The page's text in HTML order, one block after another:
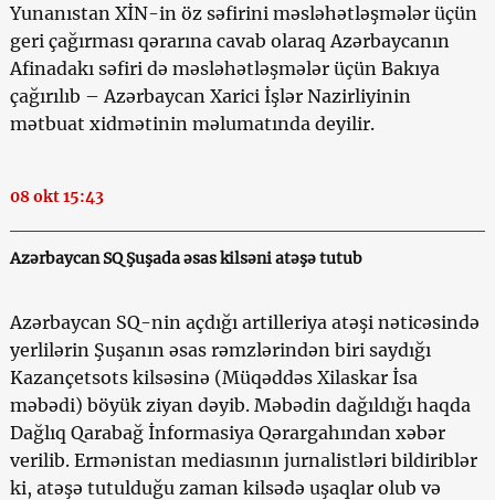
Yunanıstan XİN-in öz səfirini məsləhətləşmələr üçün
geri çağırması qərarına cavab olaraq Azərbaycanın
Afinadakı səfiri də məsləhətləşmələr üçün Bakıya
çağırılıb – Azərbaycan Xarici İşlər Nazirliyinin
mətbuat xidmətinin məlumatında deyilir.
08 okt 15:43
Azərbaycan SQ Şuşada əsas kilsəni atəşə tutub
Azərbaycan SQ-nin açdığı artilleriya atəşi nəticəsində
yerlilərin Şuşanın əsas rəmzlərindən biri saydığı
Kazançetsots kilsəsinə (Müqəddəs Xilaskar İsa
məbədi) böyük ziyan dəyib. Məbədin dağıldığı haqda
Dağlıq Qarabağ İnformasiya Qərargahından xəbər
verilib. Ermənistan mediasının jurnalistləri bildiriblər
ki, atəşə tutulduğu zaman kilsədə uşaqlar olub və